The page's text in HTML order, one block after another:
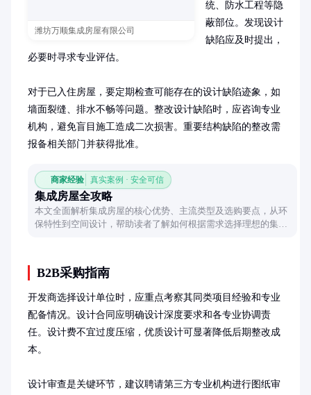
潍坊万顺集成房屋有限公司
统、防水工程等隐
蔽部位。发现设计
缺陷应及时提出，
必要时寻求专业评估。
对于已入住房屋，要定期检查可能存在的设计缺陷迹象，如
墙面裂缝、排水不畅等问题。整改设计缺陷时，应咨询专业
机构，避免盲目施工造成二次损害。重要结构缺陷的整改需
报备相关部门并获得批准。
商家经验 真实案例 · 安全可信
集成房屋全攻略
本文全面解析集成房屋的核心优势、主流类型及选购要点，从环
保特性到空间设计，帮助读者了解如何根据需求选择理想的集成
B2B采购指南
开发商选择设计单位时，应重点考察其同类项目经验和专业
配备情况。设计合同应明确设计深度要求和各专业协调责
任。设计费不宜过度压缩，优质设计可显著降低后期整改成
本。
设计审查是关键环节，建议聘请第三方专业机构进行图纸审